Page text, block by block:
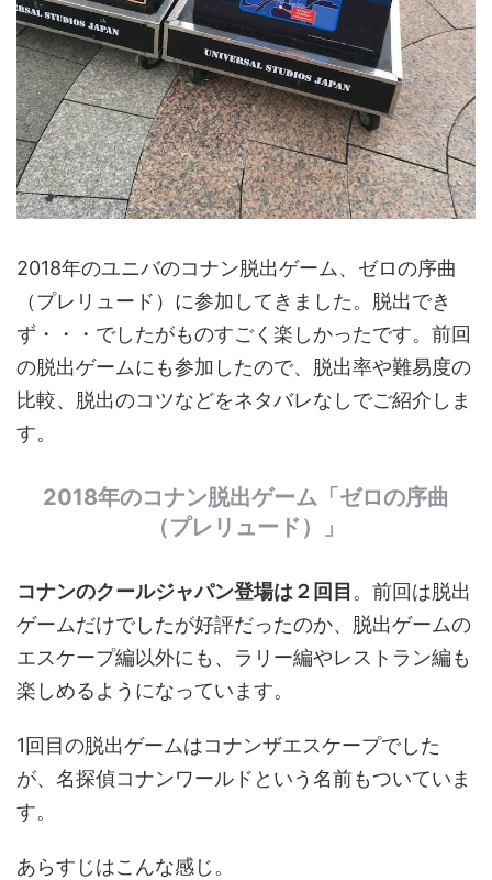
2018年のユニバのコナン脱出ゲーム、ゼロの序曲
（プレリュード）に参加してきました。脱出でき
ず・・・でしたがものすごく楽しかったです。前回
の脱出ゲームにも参加したので、脱出率や難易度の
比較、脱出のコツなどをネタバレなしでご紹介しま
す。
2018年のコナン脱出ゲーム「ゼロの序曲
（プレリュード）」
コナンのクールジャパン登場は２回目 。前回は脱出
ゲームだけでしたが好評だったのか、脱出ゲームの
エスケープ編以外にも、ラリー編やレストラン編も
楽しめるようになっています。
1回目の脱出ゲームはコナンザエスケープでした
が、名探偵コナンワールドという名前もついていま
す。
あらすじはこんな感じ。